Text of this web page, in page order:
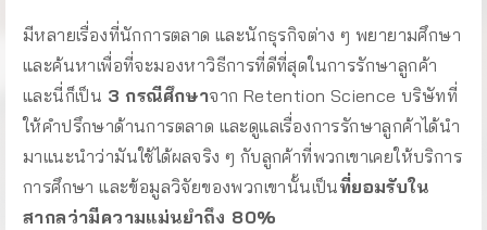
มีหลายเรื่องที่นักการตลาด และนักธุรกิจต่าง ๆ พยายามศึกษา
และค้นหาเพื่อที่จะมองหาวิธีการที่ดีที่สุดในการรักษาลูกค้า
และนี่ก็เป็น 3 กรณีศึกษาจาก Retention Science บริษัทที่
ให้คำปรึกษาด้านการตลาด และดูแลเรื่องการรักษาลูกค้าได้นำ
มาแนะนำว่ามันใช้ได้ผลจริง ๆ กับลูกค้าที่พวกเขาเคยให้บริการ
การศึกษา และข้อมูลวิจัยของพวกเขานั้นเป็นที่ยอมรับใน
สากลว่ามีความแม่นยำถึง 80%